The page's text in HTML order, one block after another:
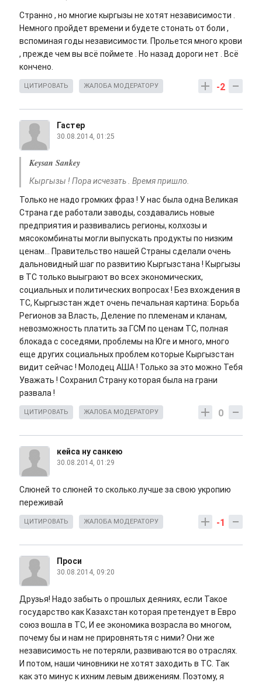
Странно , но многие кыргызы не хотят независимости .
Немного пройдет времени и будете стонать от боли ,
вспоминая годы независимости. Прольется много крови
, прежде чем вы всё поймете . Но назад дороги нет . Всё
кончено.
-2
ЦИТИРОВАТЬ ЖАЛОБА МОДЕРАТОРУ
Гастер
30.08.2014, 01:25
Keysan Sankey
Кыргызы ! Пора исчезать . Время пришло.
Только не надо громких фраз ! У нас была одна Великая
Страна где работали заводы, создавались новые
предприятия и развивались регионы, колхозы и
мясокомбинаты могли выпускать продукты по низким
ценам... Правительство нашей Страны сделали очень
дальновидный шаг по развитию Кыргызстана ! Кыргызы
в ТС только выыграют во всех экономических,
социальных и политических вопросах ! Без вхождения в
ТС, Кыргызстан ждет очень печальная картина: Борьба
Регионов за Власть, Деление по племенам и кланам,
невозможность платить за ГСМ по ценам ТС, полная
блокада с соседями, проблемы на Юге и много, много
еще других социальных проблем которые Кыргызстан
видит сейчас ! Молодец АША ! Только за это можно Тебя
Уважать ! Сохранил Страну которая была на грани
развала !
0
ЦИТИРОВАТЬ ЖАЛОБА МОДЕРАТОРУ
кейса ну санкею
30.08.2014, 01:29
Слюней то слюней то сколько.лучше за свою укропию
переживай
-1
ЦИТИРОВАТЬ ЖАЛОБА МОДЕРАТОРУ
Проси
30.08.2014, 09:20
Друзья! Надо забыть о прошлых деяниях, если Такое
государство как Казахстан которая претендует в Евро
союз вошла в ТС, И ее экономика возрасла во многом,
почему бы и нам не прировнятьтя с ними? Они же
независимость не потеряли, развиваются во отраслях.
И потом, наши чиновники не хотят заходить в ТС. Так
как это минус к ихним левым движениям. Поэтому, я